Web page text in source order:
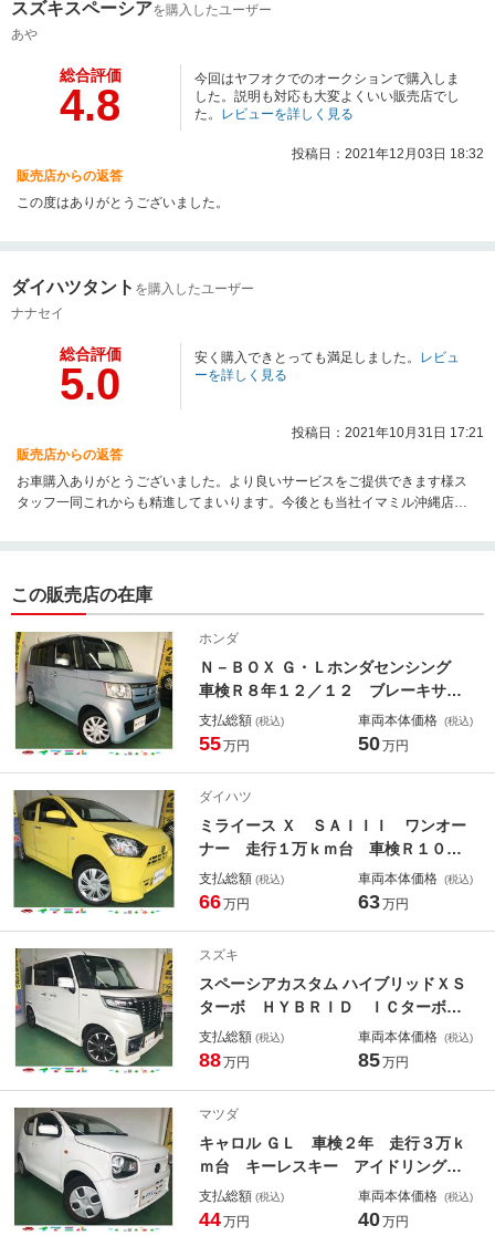
スズキスペーシアを購入したユーザー
あや
総合評価
4.8
今回はヤフオクでのオークションで購入しま
した。説明も対応も大変よくいい販売店でし
た。 レビューを詳しく見る
投稿日：2021年12月03日 18:32
販売店からの返答
この度はありがとうございました。
ダイハツタント を購入したユーザー
ナナセイ
総合評価
5.0
安く購入できとっても満足しました。 レビュ
ーを詳しく見る
投稿日：2021年10月31日 17:21
販売店からの返答
お車購入ありがとうございました。より良いサービスをご提供できます様ス
タッフ一同これからも精進してまいります。今後とも当社イマミル沖縄店を
この販売店の在庫
ホンダ
Ｎ－ＢＯＸ Ｇ・Ｌホンダセンシング
車検Ｒ８年１２／１２ ブレーキサポ
ート クルコン 横滑り防止装置 レ
ーンキープアシスト アイドリングス
ラレコ 片側電動スライドドア
支払総額 (税込)
55万円
車両本体価格 (税込)
50万円
ダイハツ
ミライース Ｘ ＳＡＩＩＩ ワンオー
ナー 走行１万ｋｍ台 車検Ｒ１０年
６／１４迄 アイドリングストップ
横滑り防止 ブレーキサポート オー
ー クリアランスソナー
支払総額 (税込)
66万円
車両本体価格 (税込)
63万円
スズキ
スペーシアカスタム ハイブリッドＸＳ
ターボ ＨＹＢＲＩＤ ＩＣターボ
走行９万ｋｍ台 車検Ｒ９年５／２
０ 両側電動スライドドア ＨＵＤ
ＵＳＢ ドラレコ ＥＴＣ シートヒ
ーター
支払総額 (税込)
88万円
車両本体価格 (税込)
85万円
マツダ
キャロル ＧＬ 車検２年 走行３万ｋ
ｍ台 キーレスキー アイドリングス
トップ 原動機Ｒ０６Ａ タイミング
チェーン式 ラジオ ＣＤ ＤＶＤ
支払総額 (税込)
44万円
車両本体価格 (税込)
40万円